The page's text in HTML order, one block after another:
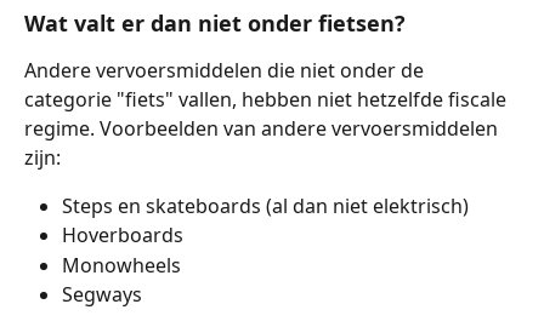
Wat valt er dan niet onder fietsen?
Andere vervoersmiddelen die niet onder de
categorie "fiets" vallen, hebben niet hetzelfde fiscale
regime. Voorbeelden van andere vervoersmiddelen
zijn:
Steps en skateboards (al dan niet elektrisch)
Hoverboards
Monowheels
Segways